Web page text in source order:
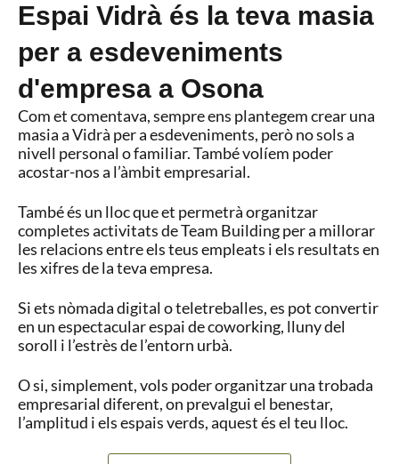
Espai Vidrà és la teva masia
per a esdeveniments
d'empresa a Osona​
Com et comentava, sempre ens plantegem crear una
masia a Vidrà per a esdeveniments, però no sols a
nivell personal o familiar. També volíem poder
acostar-nos a l’àmbit empresarial.
També és un lloc que et permetrà organitzar
completes activitats de Team Building per a millorar
les relacions entre els teus empleats i els resultats en
les xifres de la teva empresa.
Si ets nòmada digital o teletreballes, es pot convertir
en un espectacular espai de coworking, lluny del
soroll i l’estrès de l’entorn urbà.
O si, simplement, vols poder organitzar una trobada
empresarial diferent, on prevalgui el benestar,
l’amplitud i els espais verds, aquest és el teu lloc.